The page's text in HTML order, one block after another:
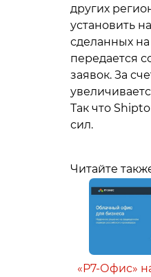
других
установить
сделанных
передается
заявок. За
Так что
сил.
Читайте
«Р7-Офис»